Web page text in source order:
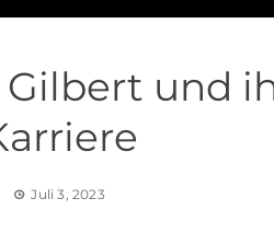
Gilbert und
Juli 3, 2023